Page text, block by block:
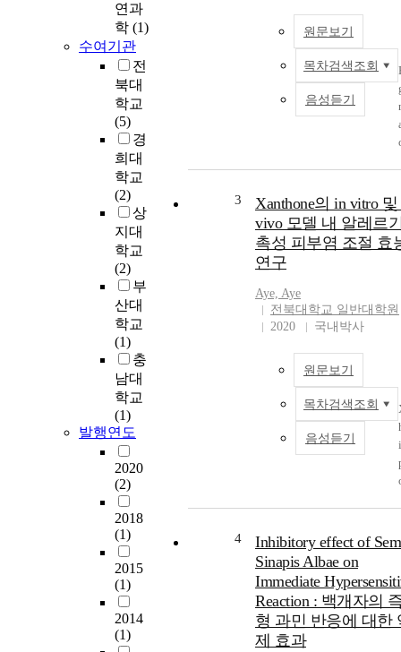
연과
학 (1)
수여기관
전
북대
학교
(5)
경
희대
학교
(2)
상
지대
학교
(2)
부
산대
학교
(1)
충
남대
학교
(1)
발행연도
2020
(2)
2018
(1)
2015
(1)
2014
(1)
원문보기
목차검색조회
음성듣기
3
Xanthone의 in vitro 및
vivo 모델 내 알레르
촉성 피부염 조절 효
연구
Aye, Aye
전북대학교 일반대학원
2020
국내박사
원문보기
목차검색조회
음성듣기
4
Inhibitory effect of
Sinapis Albae on
Immediate
Reaction : 백개자의
형 과민 반응에 대한
제 효과